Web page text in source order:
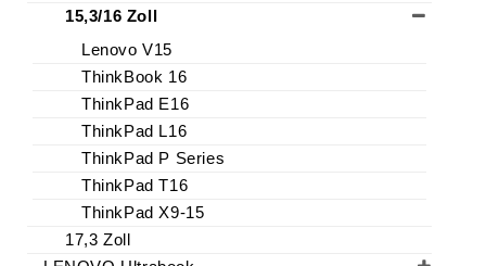
15,3/16 Zoll
Lenovo V15
ThinkBook 16
ThinkPad E16
ThinkPad L16
ThinkPad P Series
ThinkPad T16
ThinkPad X9-15
17,3 Zoll